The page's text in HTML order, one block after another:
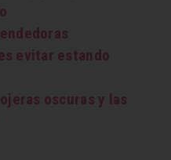
evitar estando
oscuras y las